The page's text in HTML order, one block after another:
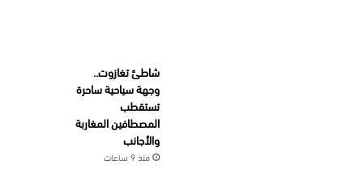
شاطئ تغازوت..
وجهة سياحية ساحرة
تستقطب
المصطافين المغاربة
والأجانب
منذ 9 ساعات